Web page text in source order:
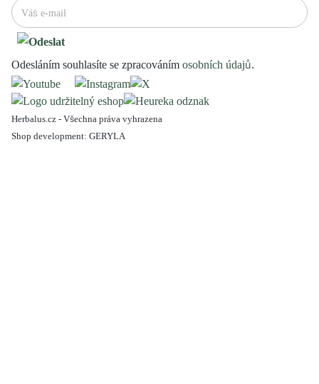
Odesláním souhlasíte se zpracováním osobních údajů.
Herbalus.cz - Všechna práva vyhrazena
Shop development: GERYLA